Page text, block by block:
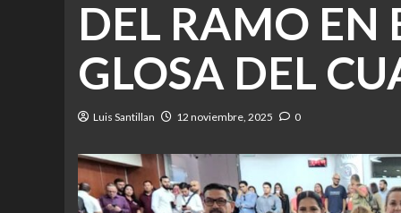
DEL RAMO EN
GLOSA DEL
Luis Santillan 12 noviembre, 2025 0